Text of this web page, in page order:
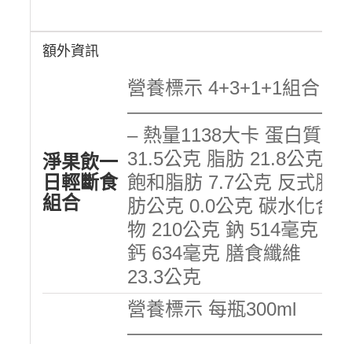
額外資訊
淨果飲一
日輕斷食
組合
營養標示 4+3+1+1組合
———————————
– 熱量1138大卡 蛋白質
31.5公克 脂肪 21.8公克
飽和脂肪 7.7公克 反式脂
肪公克 0.0公克 碳水化合
物 210公克 鈉 514毫克
鈣 634毫克 膳食纖維
23.3公克
營養標示 每瓶300ml
———————————